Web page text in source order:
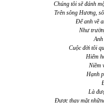
Chúng tôi sẽ đánh
Trên sông Hương,
Để anh về
Như
Cuộc đời tôi
Hiếm
Niềm
Hạnh
Là
Được thay mặt